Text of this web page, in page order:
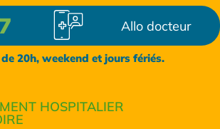
Allo docteur
20h, weekend et jours fériés.
HOSPITALIER